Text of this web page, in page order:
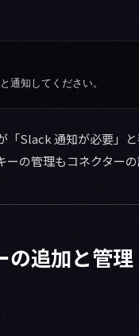
「Slack 通知が必要」
の管理もコネクター
の追加と管理